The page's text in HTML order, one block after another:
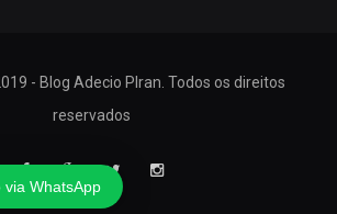
- Blog Adecio PIran. Todos os direitos
reservados
via WhatsApp